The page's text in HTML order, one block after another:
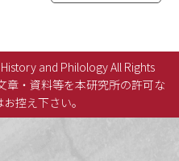
and Philology All Rights
章・資料等を本研究所の許可な
控え下さい。